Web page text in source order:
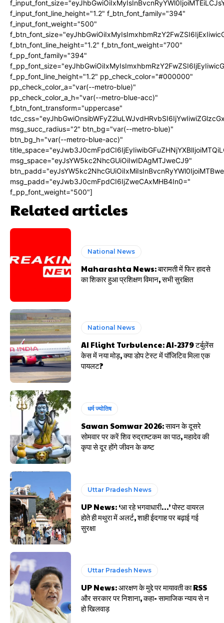
f_input_font_line_height="1.2" f_btn_font_family="394"
f_input_font_weight="500"
f_btn_font_line_height="1.2" f_btn_font_weight="700"
f_pp_font_family="394"
f_pp_font_line_height="1.2" pp_check_color="#000000"
pp_check_color_a="var(--metro-blue)"
pp_check_color_a_h="var(--metro-blue-acc)"
f_btn_font_transform="uppercase"
msg_succ_radius="2" btn_bg="var(--metro-blue)"
btn_bg_h="var(--metro-blue-acc)"
msg_space="eyJsYW5kc2NhcGUiOiIwIDAgMTJweCJ9"
msg_padd="eyJwb3J0cmFpdCI6IjZweCAxMHB4In0="
f_pp_font_weight="500"]
Related articles
National News
Maharashta News: बारामती में फिर हादसे
का शिकार हुआ प्रशिक्षण विमान, सभी सुरक्षित
National News
AI Flight Turbulence: AI-2379 टर्बुलेंस
केस में नया मोड़, क्या डोप टेस्ट में पॉजिटिव मिला एक
पायलट?
धर्म ज्योतिष
Sawan Somwar 2026: सावन के दूसरे
सोमवार पर करें शिव रुद्राष्टकम का पाठ, महादेव की
कृपा से दूर होंगे जीवन के कष्ट
Uttar Pradesh News
UP News: ‘आ रहे भगवाधारी…’ पोस्ट वायरल
होते ही मथुरा में अलर्ट, शाही ईदगाह पर बढ़ाई गई
सुरक्षा
Uttar Pradesh News
UP News: आरक्षण के मुद्दे पर मायावती का RSS
और सरकार पर निशाना, कहा- सामाजिक न्याय से न
हो खिलवाड़